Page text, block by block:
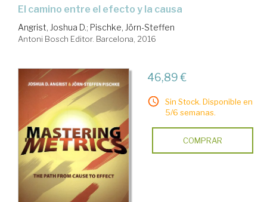
el camino entre el efecto y la causa
Angrist, Joshua D.; Pischke, Jörn-Steffen
Antoni Bosch Editor. Barcelona, 2016
46,89 €
Sin Stock. Disponible en
5/6 semanas.
COMPRAR